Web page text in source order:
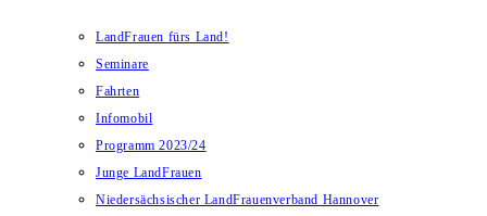
LandFrauen fürs Land!
Seminare
Fahrten
Infomobil
Programm 2023/24
Junge LandFrauen
Niedersächsischer LandFrauenverband Hannover